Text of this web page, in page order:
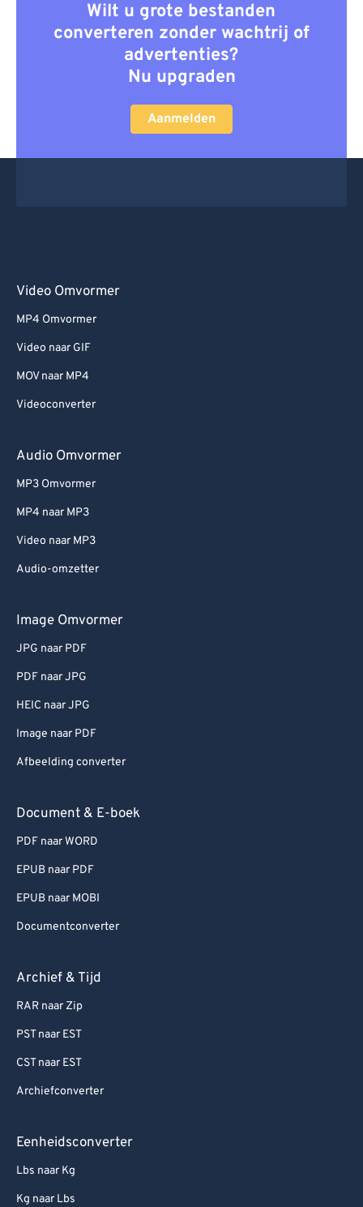
Wilt u grote bestanden
converteren zonder wachtrij of
advertenties?
Nu upgraden
Aanmelden
Video Omvormer
MP4 Omvormer
Video naar GIF
MOV naar MP4
Videoconverter
Audio Omvormer
MP3 Omvormer
MP4 naar MP3
Video naar MP3
Audio-omzetter
Image Omvormer
JPG naar PDF
PDF naar JPG
HEIC naar JPG
Image naar PDF
Afbeelding converter
Document & E-boek
PDF naar WORD
EPUB naar PDF
EPUB naar MOBI
Documentconverter
Archief & Tijd
RAR naar Zip
PST naar EST
CST naar EST
Archiefconverter
Eenheidsconverter
Lbs naar Kg
Kg naar Lbs